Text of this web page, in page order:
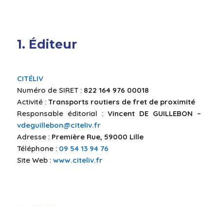
1. Éditeur
CITÉLIV
Numéro de SIRET : 822 164 976 00018
Activité : Transports routiers de fret de proximité
Responsable éditorial : Vincent DE GUILLEBON –
vdeguillebon@citeliv.fr
Adresse : Première Rue, 59000 Lille
Téléphone : 09 54 13 94 76
Site Web : www.citeliv.fr